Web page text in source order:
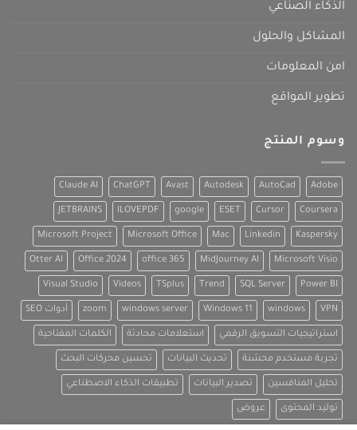
الذكاء الصناعي
المشاكل والحلول
امن المعلومات
تطوير المواقع
وسوم المنتج
Adobe
AutoCad
Autodesk
Avast
ChatGPT
Claude AI
Coursera
Cursor
ESET
google
ILOVEPDF
JETBRAINS
Kaspersky
Linkedin
Mac
Microsoft Office
Microsoft Project
Microsoft Visio
MidJourney AI
office 365
Office 2024
Otter AI
Power BI
SQL Server
Trend
TSplus
Videos
Visual Studio
VPN
windows
Windows 11
windows server
zoom أدوات SEO
استراتيجيات التسويق الرقمي استعلامات محادثة الكلمات المفتاحية
تجربة مستخدم محسّنة تحديث البيانات تحسين محركات البحث
تحليل المنافسين تصدير البيانات تطبيقات الذكاء الاصطناعي
توليد المحتوى عروض